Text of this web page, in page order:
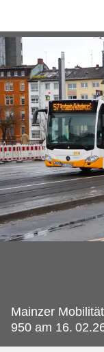
Mainzer
950 am 16.